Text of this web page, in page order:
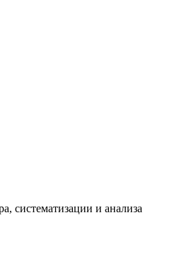
систематизации и анализа